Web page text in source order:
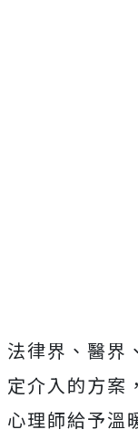
法律界、醫界
定介入的方案
心理師給予溫